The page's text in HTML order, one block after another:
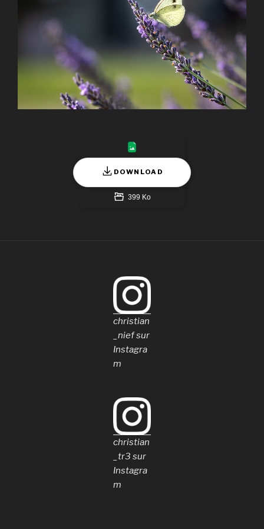
DOWNLOAD
399 Ko
christian
_nief sur
Instagra
m
christian
_tr3 sur
Instagra
m